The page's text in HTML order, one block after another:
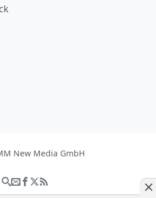
New Media GmbH